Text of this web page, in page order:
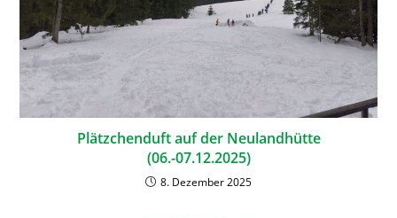
Plätzchenduft auf der Neulandhütte
(06.-07.12.2025)
8. Dezember 2025